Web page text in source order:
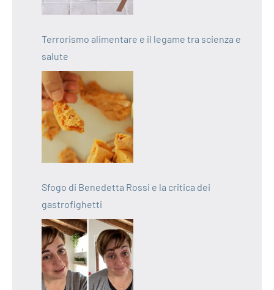
Terrorismo alimentare e il legame tra scienza e
salute
Sfogo di Benedetta Rossi e la critica dei
gastrofighetti